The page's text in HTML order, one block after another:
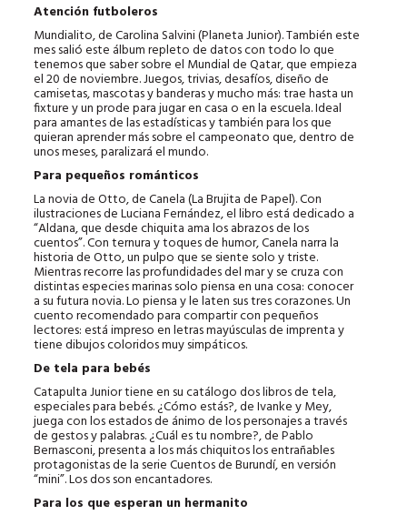
Atención futboleros
Mundialito, de Carolina Salvini (Planeta Junior). También este
mes salió este álbum repleto de datos con todo lo que
tenemos que saber sobre el Mundial de Qatar, que empieza
el 20 de noviembre. Juegos, trivias, desafíos, diseño de
camisetas, mascotas y banderas y mucho más: trae hasta un
fixture y un prode para jugar en casa o en la escuela. Ideal
para amantes de las estadísticas y también para los que
quieran aprender más sobre el campeonato que, dentro de
unos meses, paralizará el mundo.
Para pequeños románticos
La novia de Otto, de Canela (La Brujita de Papel). Con
ilustraciones de Luciana Fernández, el libro está dedicado a
“Aldana, que desde chiquita ama los abrazos de los
cuentos”. Con ternura y toques de humor, Canela narra la
historia de Otto, un pulpo que se siente solo y triste.
Mientras recorre las profundidades del mar y se cruza con
distintas especies marinas solo piensa en una cosa: conocer
a su futura novia. Lo piensa y le laten sus tres corazones. Un
cuento recomendado para compartir con pequeños
lectores: está impreso en letras mayúsculas de imprenta y
tiene dibujos coloridos muy simpáticos.
De tela para bebés
Catapulta Junior tiene en su catálogo dos libros de tela,
especiales para bebés. ¿Cómo estás?, de Ivanke y Mey,
juega con los estados de ánimo de los personajes a través
de gestos y palabras. ¿Cuál es tu nombre?, de Pablo
Bernasconi, presenta a los más chiquitos los entrañables
protagonistas de la serie Cuentos de Burundí, en versión
“mini”. Los dos son encantadores.
Para los que esperan un hermanito